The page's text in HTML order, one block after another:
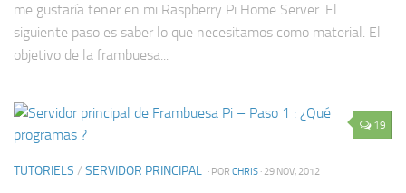
me gustaría tener en mi Raspberry Pi Home Server. El
siguiente paso es saber lo que necesitamos como material. El
objetivo de la frambuesa...
19
TUTORIELS / SERVIDOR PRINCIPAL · POR CHRIS · 29 NOV, 2012